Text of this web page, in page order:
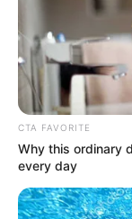
CTA FAVORITE
Why this ordinary
every day